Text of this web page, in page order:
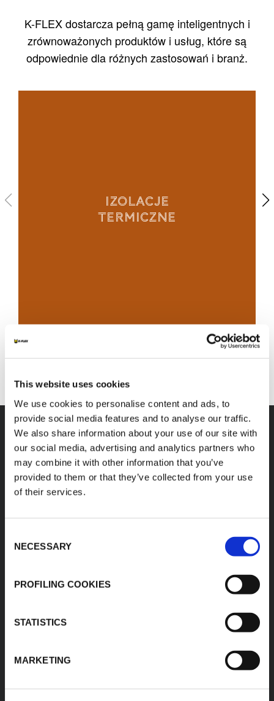
This website uses cookies
We use cookies to personalise content and ads, to
provide social media features and to analyse our traffic.
We also share information about your use of our site with
our social media, advertising and analytics partners who
may combine it with other information that you’ve
provided to them or that they’ve collected from your use
of their services.
Selection
NECESSARY
PROFILING COOKIES
STATISTICS
MARKETING
K-FLEX dostarcza pełną gamę inteligentnych i
zrównoważonych produktów i usług, które są
odpowiednie dla różnych zastosowań i branż.
IZOLACJE
TERMICZNE
ODKRYJ WSZYSTKIE MOŻLIWOŚCI
RÓŻNORODNA GAMA
PRODUKTÓW
oparte na innowacyjnych i zrównoważonych
1/11